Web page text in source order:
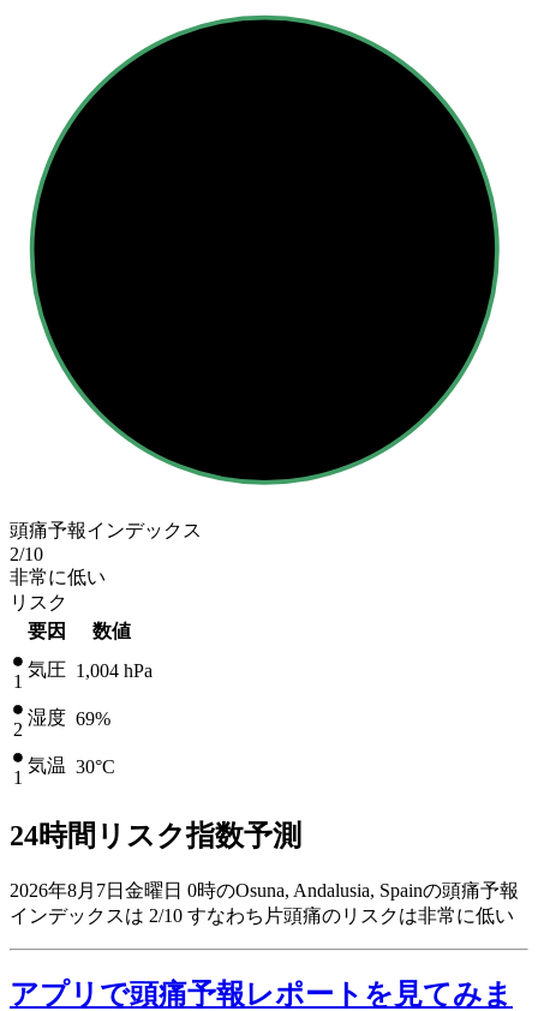
頭痛予報インデックス
2/10
非常に低い
リスク
要因
数値
1
気圧 1,004 hPa
2
湿度 69%
1
気温 30°C
24時間リスク指数予測
2026年8月7日金曜日 0時のOsuna, Andalusia, Spainの頭痛予報
インデックスは 2/10 すなわち片頭痛のリスクは非常に低い
アプリで頭痛予報レポートを見てみま